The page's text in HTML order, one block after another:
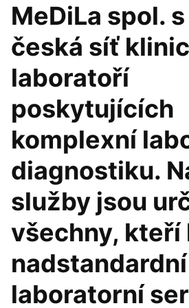
MeDiLa spol.
česká síť
laboratoří
poskytujících
komplexní
diagnostiku.
služby jsou
všechny, kteří
nadstandardní
laboratorní